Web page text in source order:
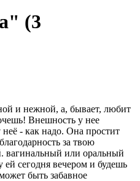
(3
и нежной, а, бывает, любит
Внешность у нее
- как надо. Она простит
за твою
вагинальный или оральный
ей сегодня вечером и будешь
быть забавное